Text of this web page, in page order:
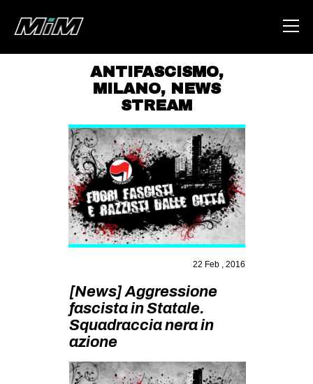
HOME
AREA
DEGENERAZIONE
GAZA FREESTYLE
CSOA LAMBRETTA
MSM
STUDENTI TSUNAMI
ZAM
MILANO
SPAZI
ANTIFASCISMO,
MILANO, NEWS
STREAM
22 Feb , 2016
[News] Aggressione
fascista in Statale.
Squadraccia nera in
azione